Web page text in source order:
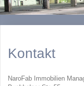
Kontakt
NaroFab Immobilien